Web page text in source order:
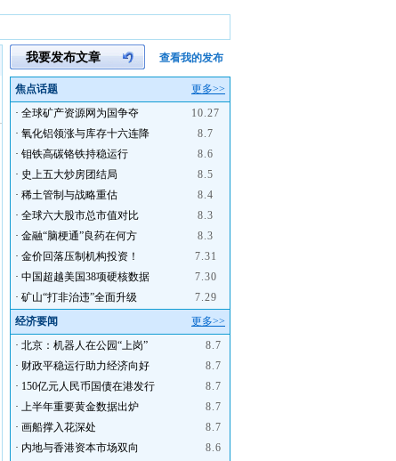
我要发布文章 查看我的发布
焦点话题
更多>>
· 全球矿产资源网为国争夺
10.27
· 氧化铝领涨与库存十六连降
8.7
· 钼铁高碳铬铁持稳运行
8.6
· 史上五大炒房团结局
8.5
· 稀土管制与战略重估
8.4
· 全球六大股市总市值对比
8.3
· 金融“脑梗通”良药在何方
8.3
· 金价回落压制机构投资！
7.31
· 中国超越美国38项硬核数据
7.30
· 矿山“打非治违”全面升级
7.29
经济要闻
更多>>
· 北京：机器人在公园“上岗”
8.7
· 财政平稳运行助力经济向好
8.7
· 150亿元人民币国债在港发行
8.7
· 上半年重要黄金数据出炉
8.7
· 画船撑入花深处
8.7
· 内地与香港资本市场双向
8.6